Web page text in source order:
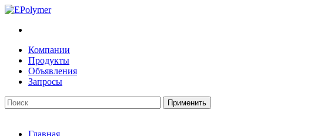
Компании
Продукты
Объявления
Запросы
Главная